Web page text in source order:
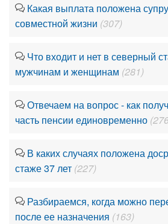
Какая выплата положена
совместной жизни (307)
Что входит и нет в северный
мужчинам и женщинам (281)
Отвечаем на вопрос - как
часть пенсии единовременно
В каких случаях положена
стаже 37 лет (227)
Разбираемся, когда можно
после ее назначения (163)